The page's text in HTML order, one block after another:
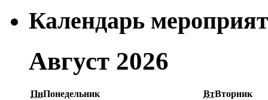
Календарь
Август 2026
ПнПонедельник ВтВторник